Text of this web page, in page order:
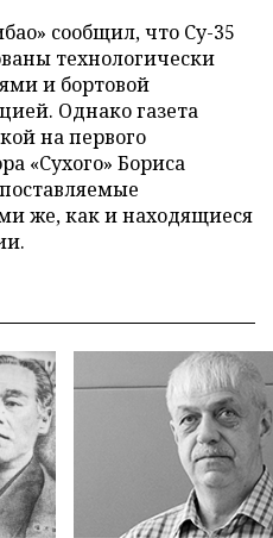
сообщил, что Су-35
технологически
и бортовой
Однако газета
на первого
«Сухого» Бориса
же, как и находящиеся